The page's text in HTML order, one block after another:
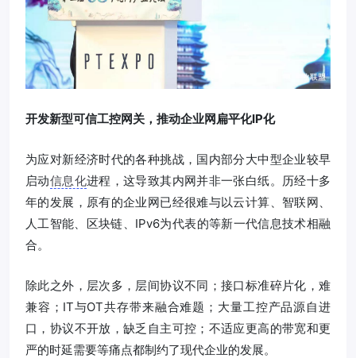
开发新型可信工控网关，推动企业网扁平化IP化
为应对新经济时代的各种挑战，国内部分大中型企业较早
启动信息化进程，这导致其内网并非一张白纸。历经十多
年的发展，原有的企业网已经很难与以云计算、智联网、
人工智能、区块链、IPv6为代表的等新一代信息技术相融
合。
除此之外，层次多，层间协议不同；接口标准碎片化，难
兼容；IT与OT共存带来融合难题；大量工控产品源自进
口，协议不开放，缺乏自主可控；不适应更高的带宽和更
严的时延需要等痛点都制约了现代企业的发展。